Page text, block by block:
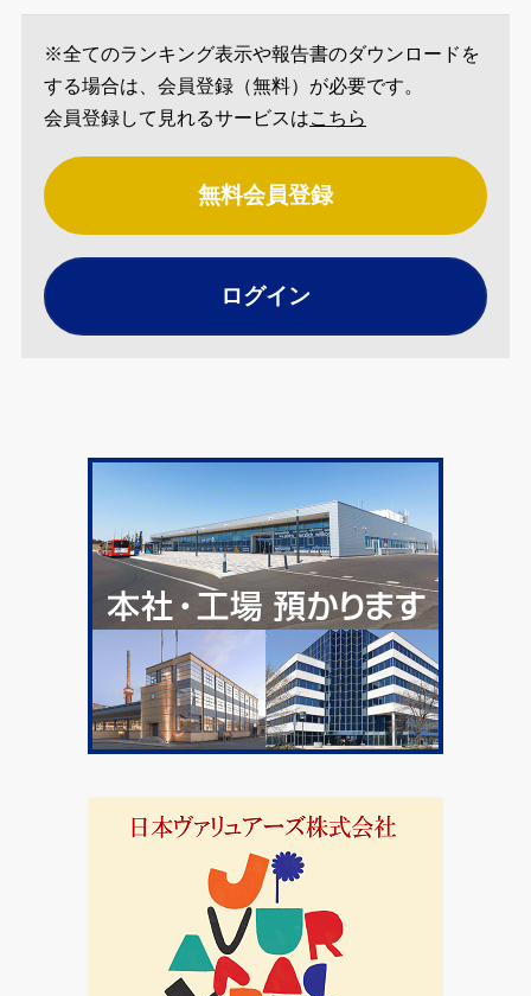
※全てのランキング表示や報告書のダウンロードを
する場合は、会員登録（無料）が必要です。
会員登録して見れるサービスはこちら
無料会員登録
ログイン